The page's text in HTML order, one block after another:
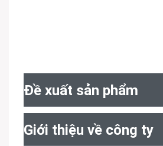
Đề xuất sản phẩm
Giới thiệu về công ty